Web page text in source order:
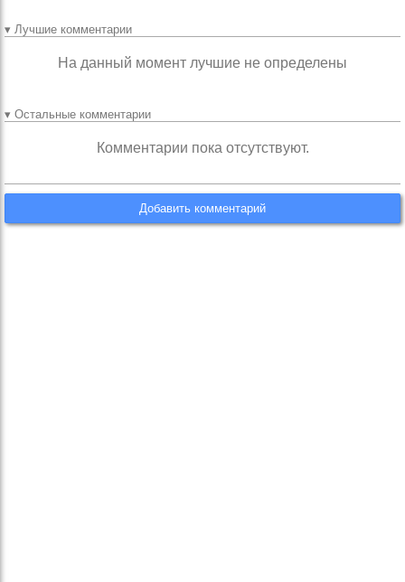
▾ Лучшие комментарии
На данный момент лучшие не определены
▾ Остальные комментарии
Комментарии пока отсутствуют.
Добавить комментарий